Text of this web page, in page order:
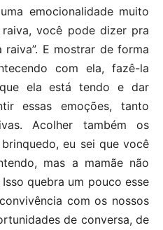
emocionalidade muito
você pode dizer pra
E mostrar de forma
com ela, fazê-la
ela está tendo e dar
essas emoções, tanto
Acolher também os
eu sei que você
mas a mamãe não
quebra um pouco esse
com os nossos
de conversa, de